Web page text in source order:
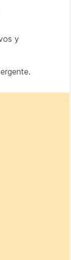
y